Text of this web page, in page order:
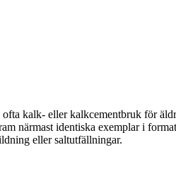
kalk- eller kalkcementbruk för
närmast identiska exemplar i
eller saltutfällningar.